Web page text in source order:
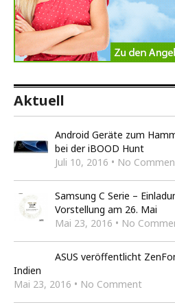
Aktuell
Android Geräte zum
bei der iBOOD Hunt
Juli 10, 2016 • No
Samsung C Serie –
Vorstellung am 26. Mai
Mai 23, 2016 • No
ASUS veröffentlicht
Indien
Mai 23, 2016 • No Comment